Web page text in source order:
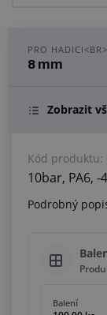
PRO
8 mm
Zobrazit
Kód produktu:
10bar, PA6, -
Podrobný
Balení